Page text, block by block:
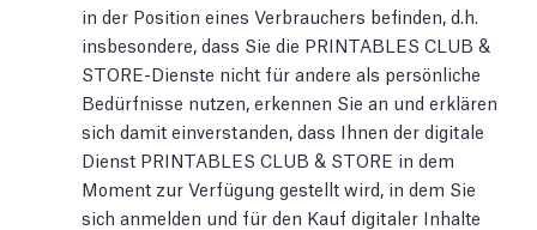
in der Position eines Verbrauchers befinden, d.h.
insbesondere, dass Sie die PRINTABLES CLUB &
STORE-Dienste nicht für andere als persönliche
Bedürfnisse nutzen, erkennen Sie an und erklären
sich damit einverstanden, dass Ihnen der digitale
Dienst PRINTABLES CLUB & STORE in dem
Moment zur Verfügung gestellt wird, in dem Sie
sich anmelden und für den Kauf digitaler Inhalte